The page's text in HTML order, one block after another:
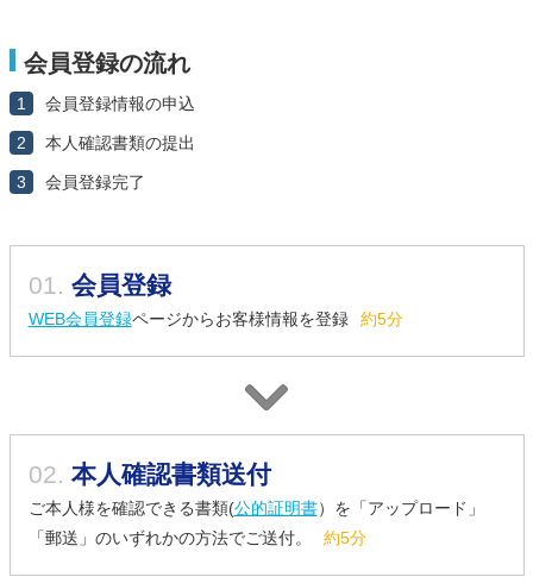
会員登録の流れ
1 会員登録情報の申込
2 本人確認書類の提出
3 会員登録完了
01. 会員登録
WEB会員登録ページからお客様情報を登録 約5分
02. 本人確認書類送付
ご本人様を確認できる書類(公的証明書）を「アップロード」
「郵送」のいずれかの方法でご送付。
約5分